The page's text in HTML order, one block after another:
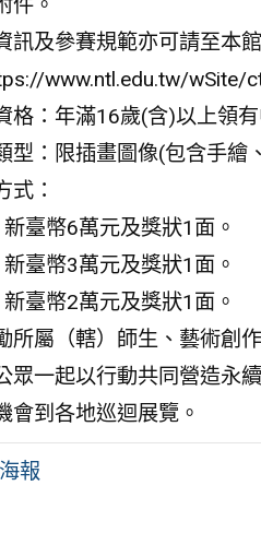
訊及參賽規範亦可請至本
www.ntl.edu.tw/wSite/
格：年滿16歲(含)以上領
型：限插畫圖像(包含手繪
式：
臺幣6萬元及獎狀1面。
臺幣3萬元及獎狀1面。
臺幣2萬元及獎狀1面。
所屬（轄）師生、藝術創
眾一起以行動共同營造永
會到各地巡迴展覽。
報